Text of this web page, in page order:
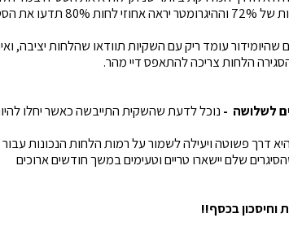
שתשימו שקית בובדה בלחות של
שהיומידור עומד ריק עם השקיות תוודאו שהלחות יציבה,
הלחות צריכה להתאפס דיי מהר.
לשלושה - נוכל לדעת שהשקית התייבשה כאשר יחלו
דרך פשוטה ויעילה לשמור על רמות הלחות הנכונות עבור
שלם יישארו טריים וטעימים במשך חודשים ארוכים
בכסף!!